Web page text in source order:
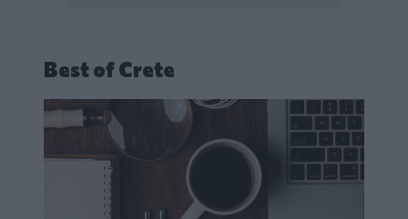
Best of Crete